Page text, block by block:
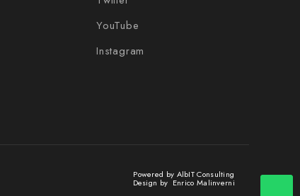
YouTube
Instagram
Powered by AlbIT Consulting
Design byEnrico Malinverni